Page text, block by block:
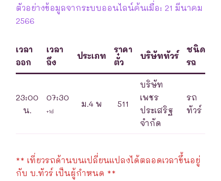
ตัวอย่างข้อมูลจากระบบออนไลน์ค้นเมื่อ: 21 มีนาคม
2566
เวลา
ออก
เวลา
ถึง
ประเภท
ราคา
ตั๋ว
บริษัททัวร์
ชนิด
รถ
23:00
น.
07:30
+1d
ม.4 พ 511
บริษัท
เพชร
ประเสริฐ
จำกัด
รถ
ทัวร์
** เที่ยวรถด้านบนเปลี่ยนแปลงได้ตลอดเวลาขึ้นอยู่
กับ บ.ทัวร์ เป็นผู้กำหนด **